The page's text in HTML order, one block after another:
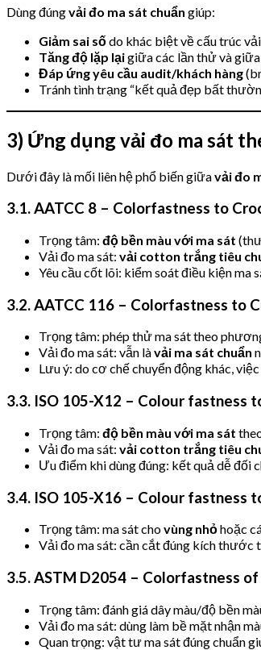
Dùng đúngvải đo ma sát chuẩn giúp:
Giảm sai sốdo khác biệt về cấu trúc
Tăng độ lặp lạigiữa các lần thử và giữa
Đáp ứng yêu cầu audit/khách hàng
Tránh tình trạng “kết quả đẹp bất
3) Ứng dụng vải đo ma sát
Dưới đây là mối liên hệ phổ biến giữavải đo
3.1. AATCC 8 – Colorfastness to
Trọng tâm: độ bền màu với ma sát
Vải đo ma sát: vải cotton trắng tiêu
Yêu cầu cốt lõi: kiểm soát điều kiện ma
3.2. AATCC 116 – Colorfastness to
Trọng tâm: phép thử ma sát theo
Vải đo ma sát: vẫn làvải ma sát chuẩn
Lưu ý: do cơ chế chuyển động khác,
3.3. ISO 105-X12 – Colour fastness
Trọng tâm: độ bền màu với ma sát
Vải đo ma sát: vải cotton trắng tiêu
Ưu điểm khi dùng đúng: kết quả dễ đối
3.4. ISO 105-X16 – Colour fastness
Trọng tâm: ma sát chovùng nhỏhoặc
Vải đo ma sát: cần cắt đúng kích thước
3.5. ASTM D2054 – Colorfastness
Trọng tâm: đánh giá dây màu/độ bền
Vải đo ma sát: dùng làm bề mặt nhận
Quan trọng: vật tư ma sát đúng chuẩn